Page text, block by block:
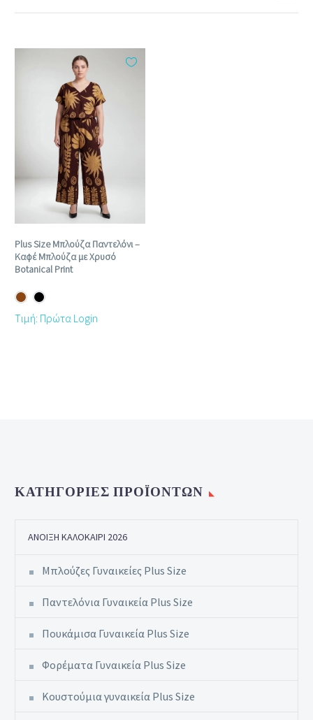
Plus Size Μπλούζα Παντελόνι –
Καφέ Μπλούζα με Χρυσό
Botanical Print
Τιμή: Πρώτα Login
ΚΑΤΗΓΟΡΊΕΣ ΠΡΟΪΌΝΤΩΝ
ΆΝΟΙΞΗ ΚΑΛΟΚΑΊΡΙ 2026
Μπλούζες Γυναικείες Plus Size
Παντελόνια Γυναικεία Plus Size
Πουκάμισα Γυναικεία Plus Size
Φορέματα Γυναικεία Plus Size
Κουστούμια γυναικεία Plus Size